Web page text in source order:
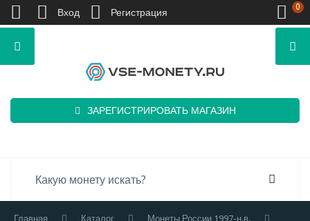
ЗАРЕГИСТРИРОВАТЬ МАГАЗИН
Главная Каталог
Монеты России 1997-н.в.
Вход Регистрация 0